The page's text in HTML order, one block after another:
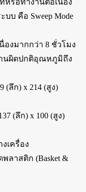
หรือทำงานต่อเนื่อง
บ คือ Sweep Mode
องมากกว่า 8 ชั่วโมง
านผิดปกติอุณหภูมิถึง
(ลึก) x 214 (สูง)
(ลึก) x 100 (สูง)
เครื่อง
ลาสติก (Basket &